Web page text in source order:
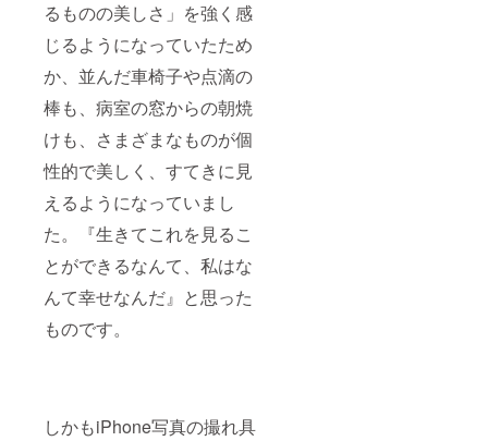
るものの美しさ」を強く感
じるようになっていたため
か、並んだ車椅子や点滴の
棒も、病室の窓からの朝焼
けも、さまざまなものが個
性的で美しく、すてきに見
えるようになっていまし
た。『生きてこれを見るこ
とができるなんて、私はな
んて幸せなんだ』と思った
ものです。
しかもiPhone写真の撮れ具